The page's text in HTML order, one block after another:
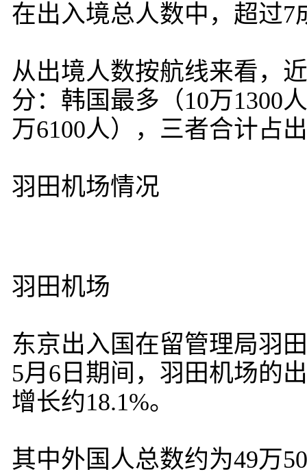
在出入境总人数中，超过7
从出境人数按航线来看，
分：韩国最多（10万1300
万6100人），三者合计占
羽田机场情况
羽田机场
东京出入国在留管理局羽
5月6日期间，羽田机场的
增长约18.1%。
其中外国人总数约为49万